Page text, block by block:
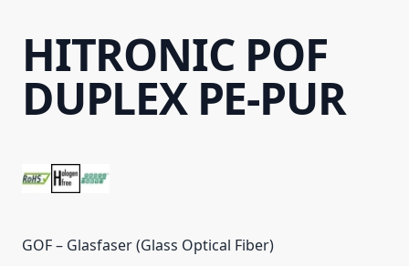
HITRONIC POF
DUPLEX PE-PUR
GOF – Glasfaser (Glass Optical Fiber)